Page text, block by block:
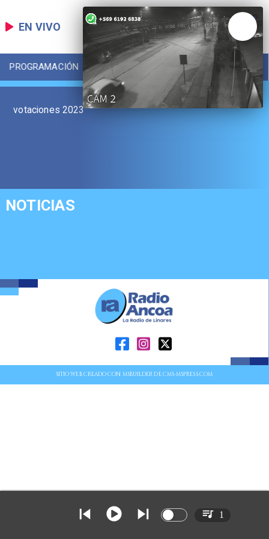
EN VIVO
PROGRAMACIÓN LOCAL DEPORTES
votaciones 2023
NOTICIAS
SITIO WEB CREADO CON MSBUILDER DE CMS-MSPRESS.COM
1